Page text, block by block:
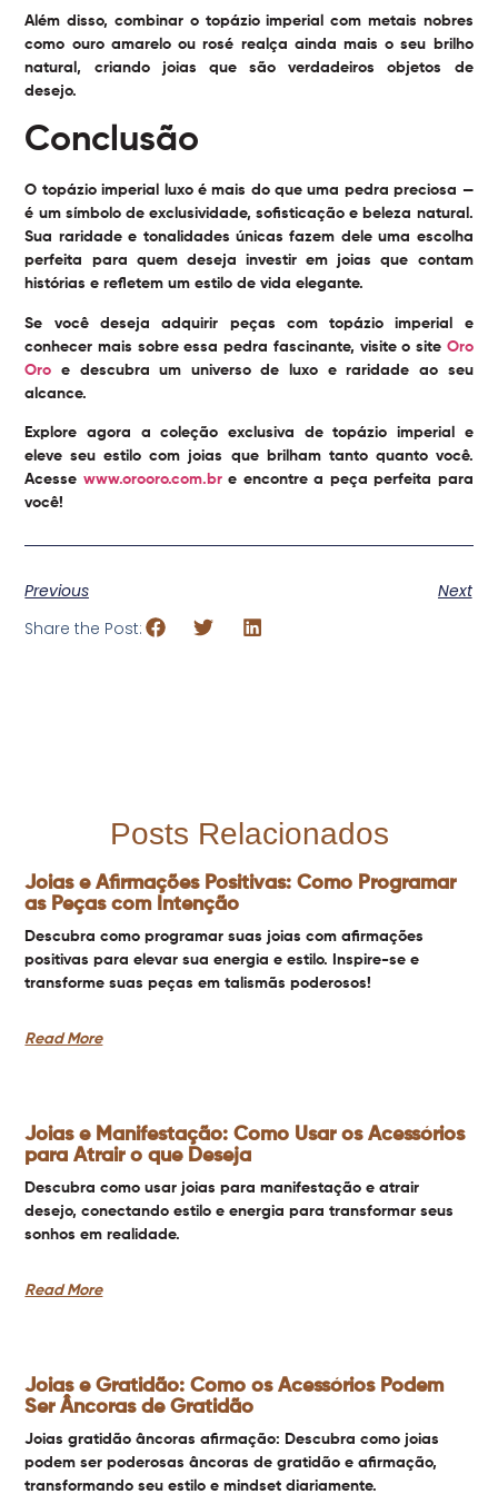
Além disso, combinar o topázio imperial com metais nobres
como ouro amarelo ou rosé realça ainda mais o seu brilho
natural, criando joias que são verdadeiros objetos de
desejo.
Conclusão
O topázio imperial luxoé mais do que uma pedra preciosa —
é um símbolo de exclusividade, sofisticação e beleza natural.
Sua raridade e tonalidades únicas fazem dele uma escolha
perfeita para quem deseja investir em joias que contam
histórias e refletem um estilo de vida elegante.
Se você deseja adquirir peças com topázio imperial e
conhecer mais sobre essa pedra fascinante, visite o site Oro
Oro e descubra um universo de luxo e raridade ao seu
alcance.
Explore agora a coleção exclusiva de topázio imperial e
eleve seu estilo com joias que brilham tanto quanto você.
Acesse www.orooro.com.bre encontre a peça perfeita para
você!
Previous
Next
Share the Post:
Posts Relacionados
Joias e Afirmações Positivas: Como Programar
as Peças com Intenção
Descubra como programar suas joias com afirmações
positivas para elevar sua energia e estilo. Inspire-se e
transforme suas peças em talismãs poderosos!
Read More
Joias e Manifestação: Como Usar os Acessórios
para Atrair o que Deseja
Descubra como usar joias para manifestação e atrair
desejo, conectando estilo e energia para transformar seus
sonhos em realidade.
Read More
Joias e Gratidão: Como os Acessórios Podem
Ser Âncoras de Gratidão
Joias gratidão âncoras afirmação: Descubra como joias
podem ser poderosas âncoras de gratidão e afirmação,
transformando seu estilo e mindset diariamente.